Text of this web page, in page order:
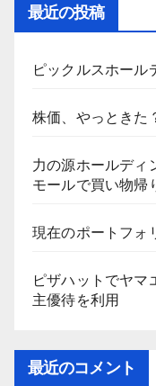
最近の投稿
ピックルスホール
株価、やっときた
力の源ホールディ
モールで買い物帰
現在のポートフォ
ピザハットでヤマ
主優待を利用
最近のコメント